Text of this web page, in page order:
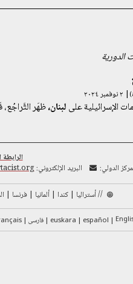
| ٢ نوفمبر ٢٠٢٤
الإسرائيلية علىلبنان،ظهَر
الدولي:
البريد الإلكتروني:
//أستراليا كندا ألمانيا فرنسا
español
euskara فارسی